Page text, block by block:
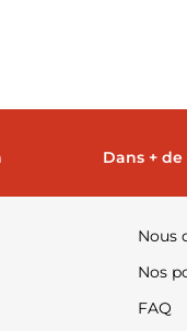
Dans +
Nous
Nos
FAQ